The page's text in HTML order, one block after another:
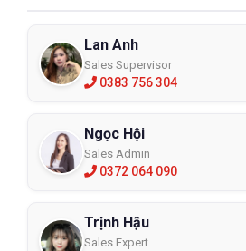
Lan Anh
Sales Supervisor
0383 756 304
Ngọc Hội
Sales Admin
0372 064 090
Trịnh Hậu
Sales Expert